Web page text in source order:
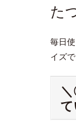
た
毎日
イズ